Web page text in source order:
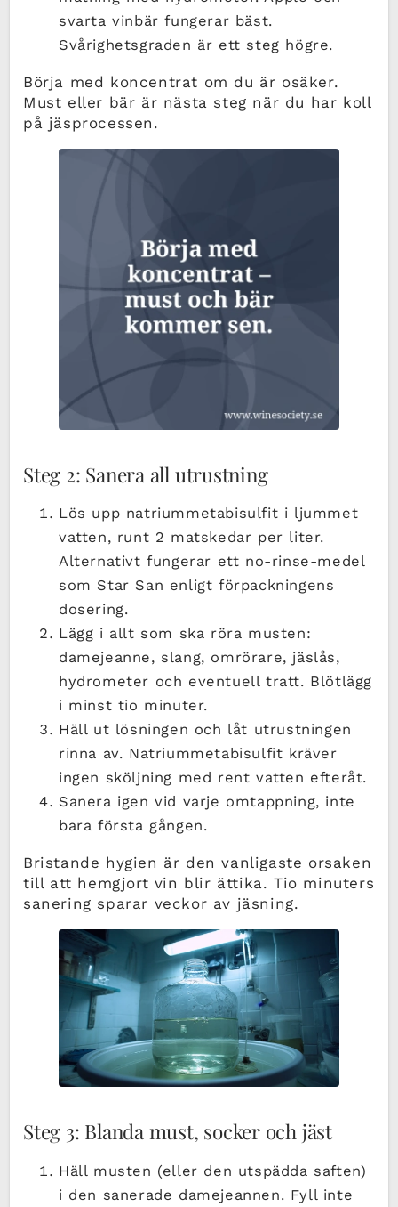
svarta vinbär fungerar bäst.
Svårighetsgraden är ett steg högre.
Börja med koncentrat om du är osäker.
Must eller bär är nästa steg när du har koll
på jäsprocessen.
Steg 2: Sanera all utrustning
Lös upp natriummetabisulfit i ljummet
vatten, runt 2 matskedar per liter.
Alternativt fungerar ett no-rinse-medel
som Star San enligt förpackningens
dosering.
Lägg i allt som ska röra musten:
damejeanne, slang, omrörare, jäslås,
hydrometer och eventuell tratt. Blötlägg
i minst tio minuter.
Häll ut lösningen och låt utrustningen
rinna av. Natriummetabisulfit kräver
ingen sköljning med rent vatten efteråt.
Sanera igen vid varje omtappning, inte
bara första gången.
Bristande hygien är den vanligaste orsaken
till att hemgjort vin blir ättika. Tio minuters
sanering sparar veckor av jäsning.
Steg 3: Blanda must, socker och jäst
Häll musten (eller den utspädda saften)
i den sanerade damejeannen. Fyll inte